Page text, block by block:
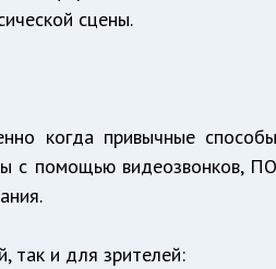
сцены.
когда привычные способы
с помощью видеозвонков, ПО
так и для зрителей: